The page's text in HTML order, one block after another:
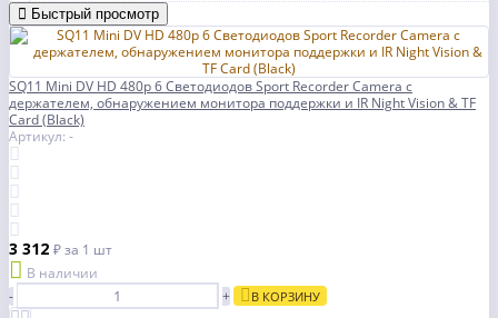
Быстрый просмотр
SQ11 Mini DV HD 480p 6 Светодиодов Sport Recorder Camera с
держателем, обнаружением монитора поддержки и IR Night Vision & TF
Card (Black)
Артикул: -
3 312 ₽за 1 шт
В наличии
-
+ В КОРЗИНУ